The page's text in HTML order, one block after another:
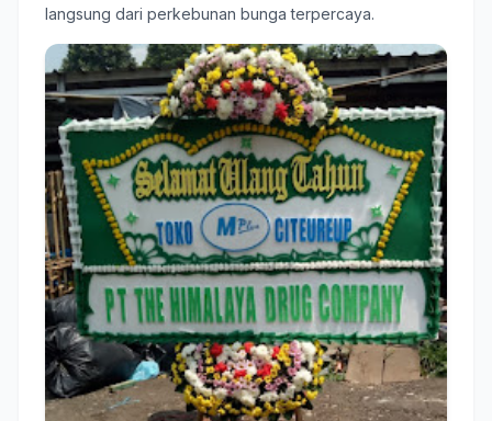
langsung dari perkebunan bunga terpercaya.